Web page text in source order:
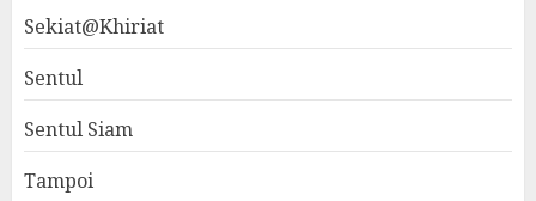
Sekiat@Khiriat
Sentul
Sentul Siam
Tampoi